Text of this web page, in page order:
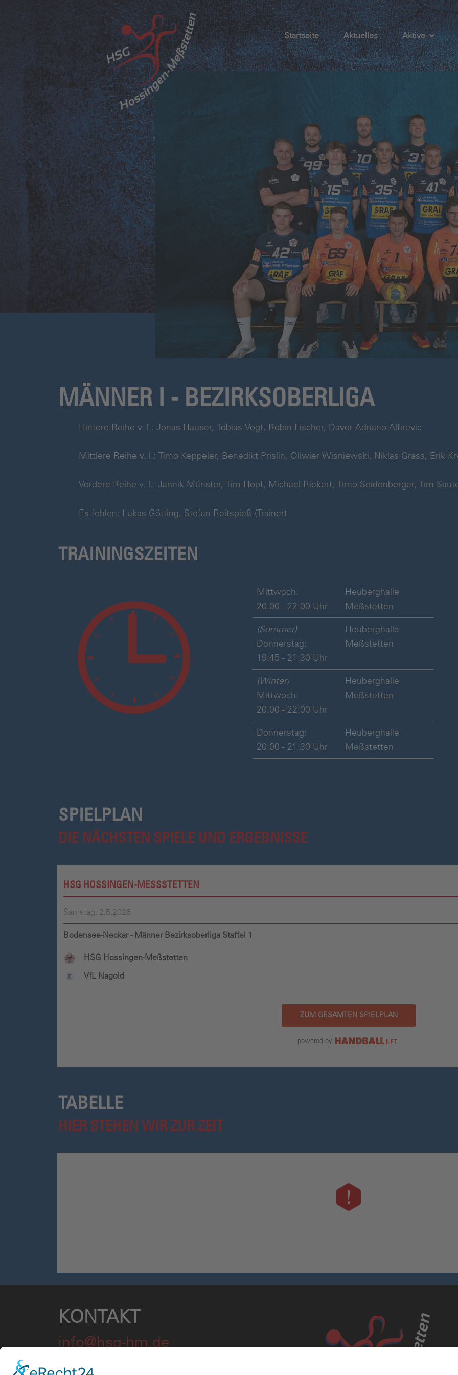
Startseite Aktuelles Aktive
MÄNNER I - BEZIRKSOBERLIGA
Hintere Reihe v. l.: Jonas Hauser, Tobias Vogt, Robin Fischer, Davor Adriano Alfirevic
Mittlere Reihe v. l.: Timo Keppeler, Benedikt Prislin, Oliwier Wisniewski, Niklas Grass, Erik
Vordere Reihe v. l.: Jannik Münster, Tim Hopf, Michael Riekert, Timo Seidenberger, Tim
Es fehlen: Lukas Götting, Stefan Reitspieß (Trainer)
TRAININGSZEITEN
Mittwoch:
20:00 - 22:00 Uhr
Heuberghalle
Meßstetten
(Sommer)
Donnerstag:
19:45 - 21:30 Uhr
Heuberghalle
Meßstetten
(Winter)
Mittwoch:
20:00 - 22:00 Uhr
Heuberghalle
Meßstetten
Donnerstag:
20:00 - 21:30 Uhr
Heuberghalle
Meßstetten
SPIELPLAN
DIE NÄCHSTEN SPIELE UND ERGEBNISSE
HSG HOSSINGEN-MESSSTETTEN
Samstag, 2.5.2026
Bodensee-Neckar - Männer Bezirksoberliga Staffel 1
HSG Hossingen-Meßstetten
VfL Nagold
ZUM GESAMTEN SPIELPLAN
powered by
TABELLE
HIER STEHEN WIR ZUR ZEIT
KONTAKT
info@hsg-hm.de